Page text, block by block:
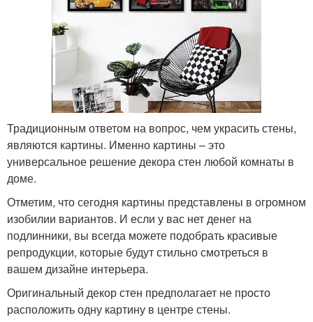
Традиционным ответом на вопрос, чем украсить стены,
являются картины. Именно картины – это
универсальное решение декора стен любой комнаты в
доме.
Отметим, что сегодня картины представлены в огромном
изобилии вариантов. И если у вас нет денег на
подлинники, вы всегда можете подобрать красивые
репродукции, которые будут стильно смотреться в
вашем дизайне интерьера.
Оригинальный декор стен предполагает не просто
расположить одну картину в центре стены.